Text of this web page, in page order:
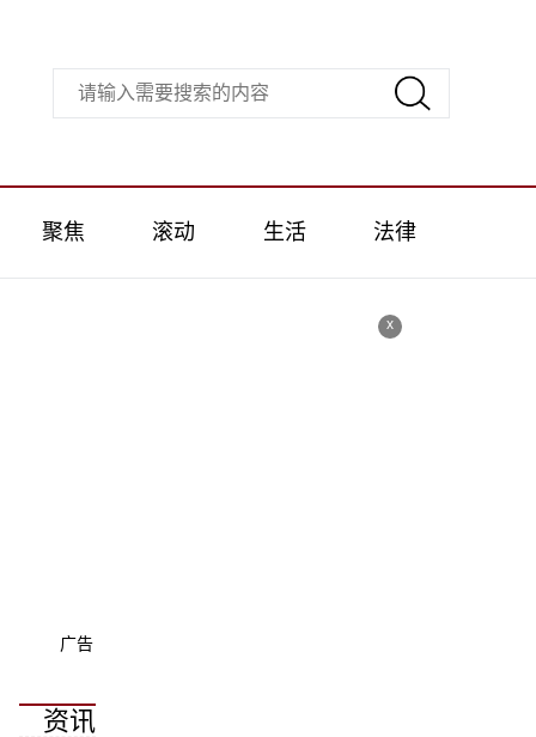
聚焦 滚动 生活 法律
x
广告
资讯